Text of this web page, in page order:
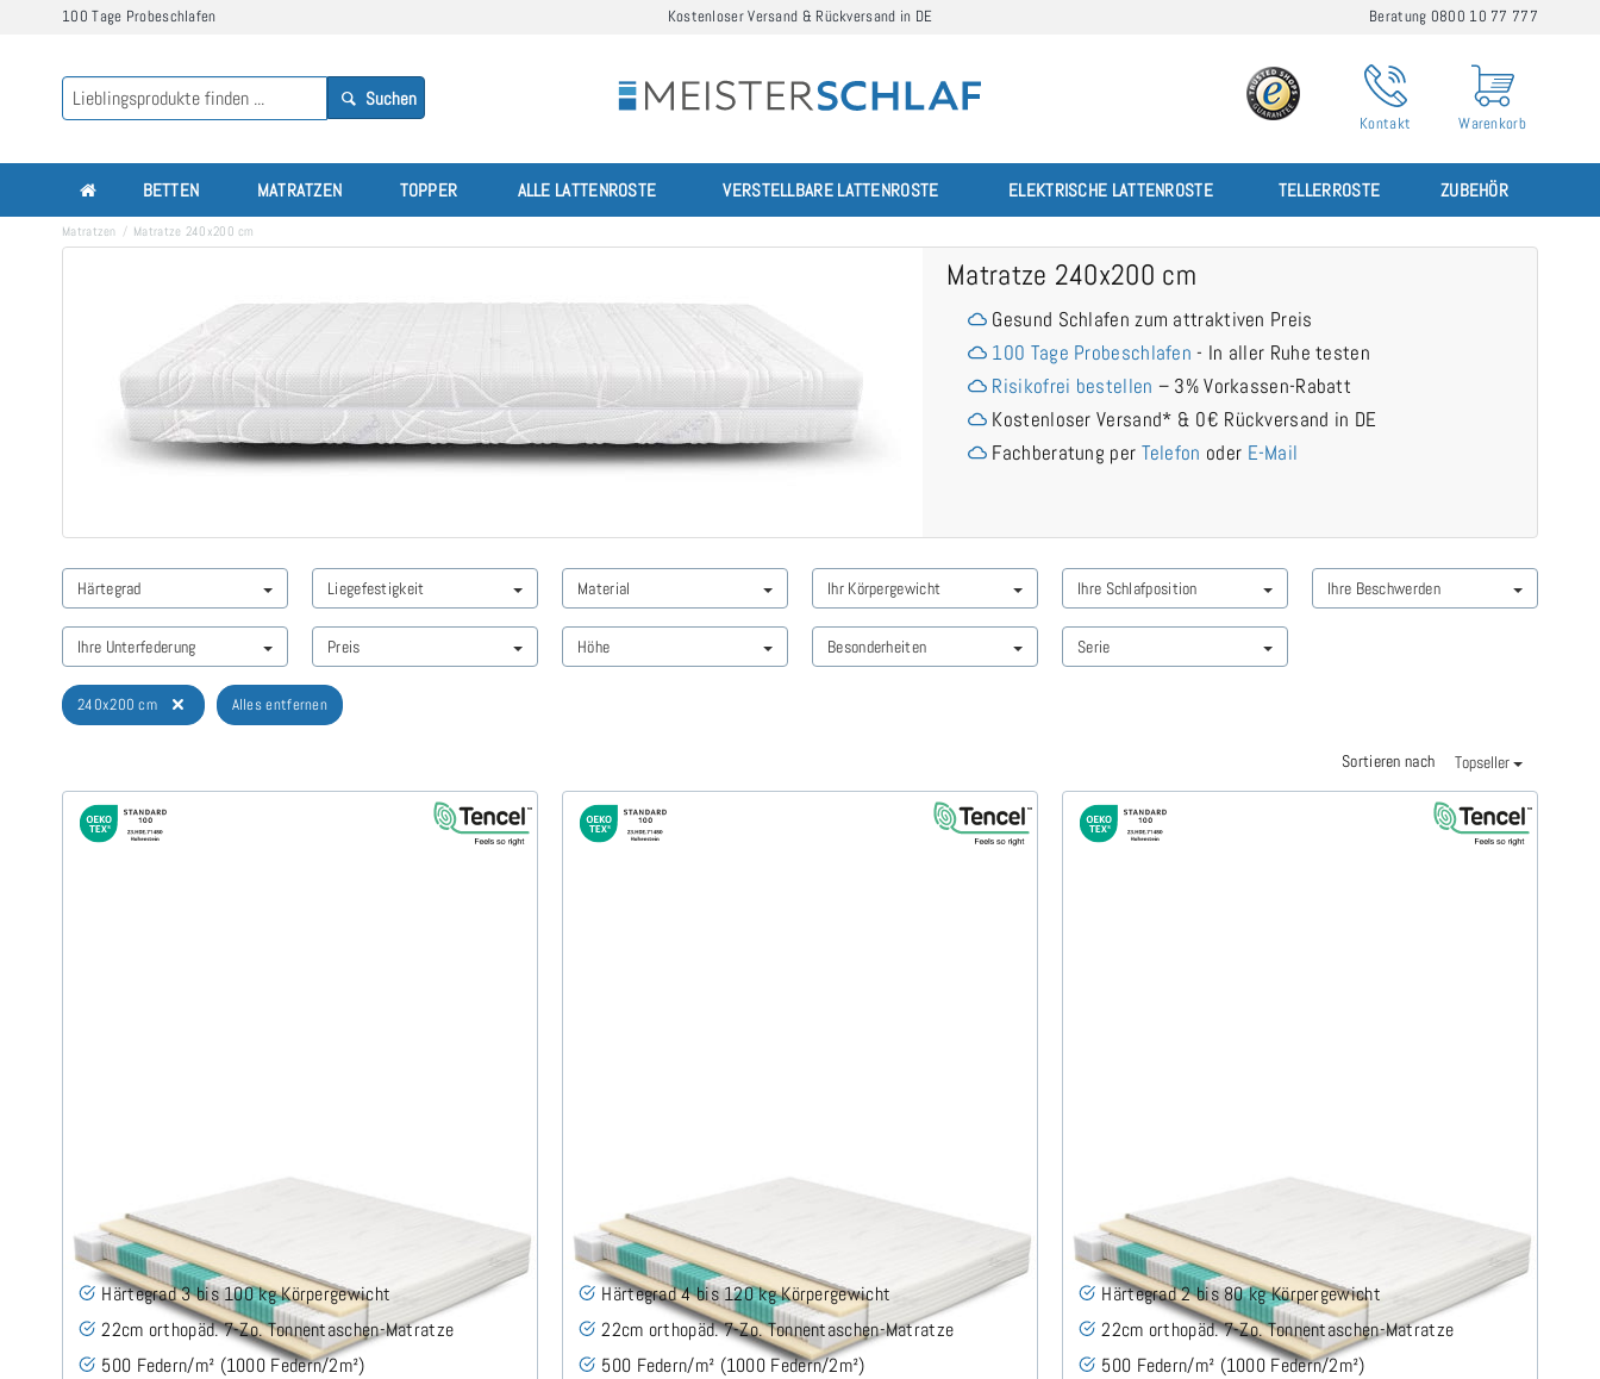
100 Tage Probeschlafen Kostenloser Versand & Rückversand in DE Beratung 0800 10 77 777
Suchen
Kontakt Warenkorb
BETTEN MATRATZEN TOPPER ALLE LATTENROSTE VERSTELLBARE LATTENROSTE ELEKTRISCHE LATTENROSTE TELLERROSTE ZUBEHÖR
Matratzen Matratze 240x200 cm
Matratze 240x200 cm
Gesund Schlafen zum attraktiven Preis
100 Tage Probeschlafen - In aller Ruhe testen
Risikofrei bestellen – 3% Vorkassen-Rabatt
Kostenloser Versand* & 0€ Rückversand in DE
Fachberatung per Telefon oder E-Mail
Härtegrad Liegefestigkeit Material Ihr Körpergewicht Ihre Schlafposition Ihre Beschwerden
Ihre Unterfederung Preis Höhe Besonderheiten Serie
240x200 cm Alles entfernen
Sortieren nach Topseller
SERA H3 (TENCEL™ Lyocell) TTFK-Matratze 240x200
Härtegrad 3 bis 100 kg Körpergewicht
22cm orthopäd. 7-Zo. Tonnentaschen-Matratze
500 Federn/m² (1000 Federn/2m²)
SERA H4 (TENCEL™ Lyocell) TTFK-Matratze 240x200
Härtegrad 4 bis 120 kg Körpergewicht
22cm orthopäd. 7-Zo. Tonnentaschen-Matratze
500 Federn/m² (1000 Federn/2m²)
SERA H2 (TENCEL™ Lyocell) TTFK-Matratze 240x200
Härtegrad 2 bis 80 kg Körpergewicht
22cm orthopäd. 7-Zo. Tonnentaschen-Matratze
500 Federn/m² (1000 Federn/2m²)